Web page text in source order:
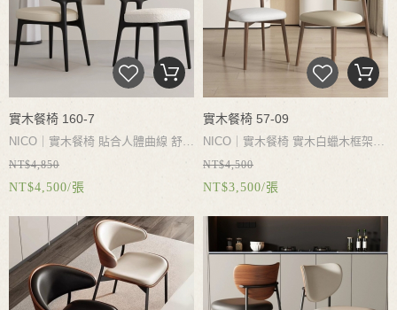
實木餐椅 160-7
NICO｜ 實木餐椅 貼合人體曲線 舒適
坐感 高密度回彈海綿填充
久坐不累 實木白蠟木椅腳
NT$4,850
NT$4,500/張
實木餐椅 57-09
NICO｜ 實木餐椅 實木白蠟木框架加
固 靠背圓弧設計
不累 優質皮革質感細膩無懼撕裂質
地柔軟
NT$4,500
NT$3,500/張